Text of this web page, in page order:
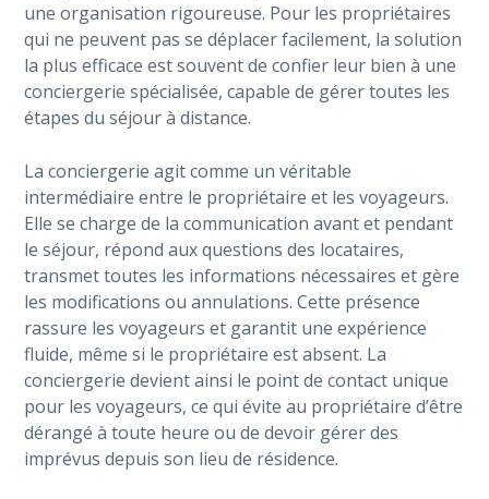
une organisation rigoureuse. Pour les propriétaires
qui ne peuvent pas se déplacer facilement, la solution
la plus efficace est souvent de confier leur bien à une
conciergerie spécialisée, capable de gérer toutes les
étapes du séjour à distance.
La conciergerie agit comme un véritable
intermédiaire entre le propriétaire et les voyageurs.
Elle se charge de la communication avant et pendant
le séjour, répond aux questions des locataires,
transmet toutes les informations nécessaires et gère
les modifications ou annulations. Cette présence
rassure les voyageurs et garantit une expérience
fluide, même si le propriétaire est absent. La
conciergerie devient ainsi le point de contact unique
pour les voyageurs, ce qui évite au propriétaire d’être
dérangé à toute heure ou de devoir gérer des
imprévus depuis son lieu de résidence.